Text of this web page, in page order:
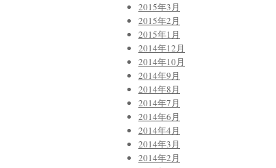
2015年3月
2015年2月
2015年1月
2014年12月
2014年10月
2014年9月
2014年8月
2014年7月
2014年6月
2014年4月
2014年3月
2014年2月